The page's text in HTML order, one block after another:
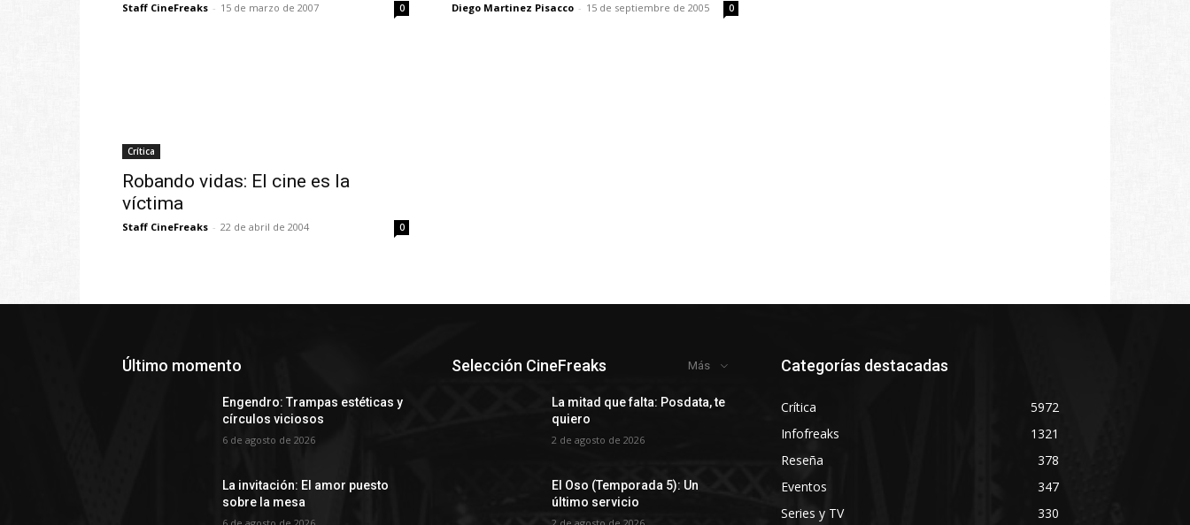
Staff CineFreaks - 15 de marzo de 2007 0 Diego Martinez Pisacco - 15 de septiembre de 2005 0
Crítica
Robando vidas: El cine es la
víctima
Staff CineFreaks - 22 de abril de 2004 0
Último momento
Engendro: Trampas estéticas y
círculos viciosos
6 de agosto de 2026
La invitación: El amor puesto
sobre la mesa
Selección CineFreaks Más
La mitad que falta: Posdata, te
quiero
2 de agosto de 2026
El Oso (Temporada 5): Un
último servicio
Categorías destacadas
Crítica
5972
Infofreaks
1321
Reseña
378
Eventos
347
Series y TV
330